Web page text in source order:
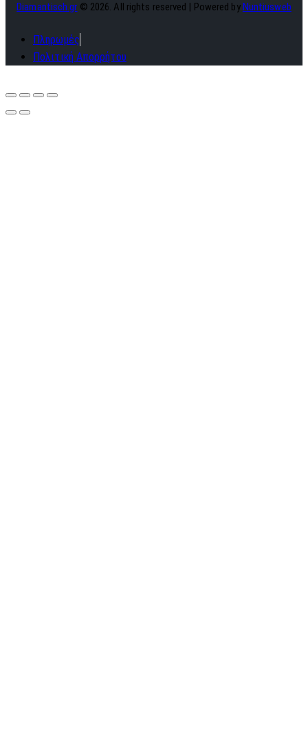
Diamantisch.gr © 2026. All rights reserved | Powered by Nuntiusweb
Πληρωμές
Πολιτική Απορρήτου